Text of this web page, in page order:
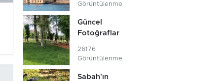
Görüntülenme
Güncel
Fotoğraflar
26176
Görüntülenme
Sabah'ın